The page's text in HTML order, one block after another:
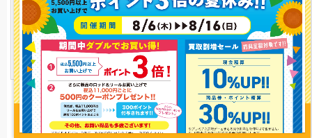
釣り情報を
投稿する
イシグロ 岐阜店 自称 友釣りフィールドスタッフ
893 view